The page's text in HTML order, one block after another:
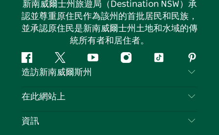
新南威爾士州旅遊局（Destination NSW）承
認並尊重原住民作為該州的首批居民和民族，
並承認原住民是新南威爾士州土地和水域的傳
統所有者和居住者。
Facebook嘰
嘰
喳
Youtube Instagram
抖
造訪新南威爾斯州
聯絡我們
隱私
在此網站上
目的地
資訊